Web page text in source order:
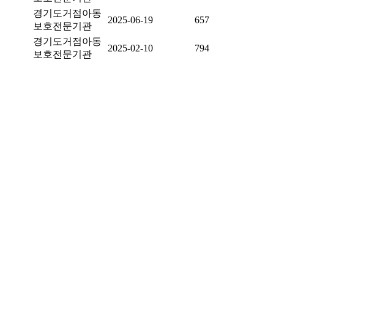
경기도거점아동
보호전문기관
2025-06-19 657
경기도거점아동
보호전문기관
2025-02-10 794